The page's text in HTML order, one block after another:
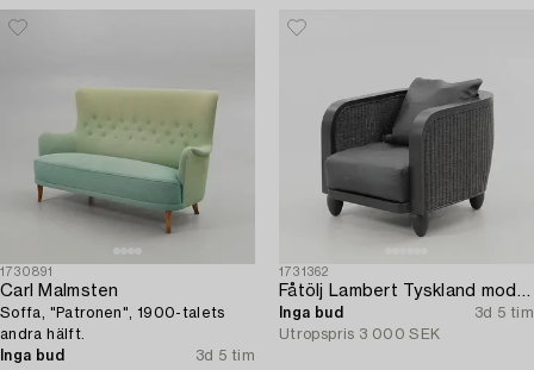
1730891
Carl Malmsten
Soffa, "Patronen", 1900-talets
andra hälft.
Inga bud
3d 5 tim
1731362
Fåtölj Lambert Tyskland modern tillverkning.
Inga bud
3d 5 tim
Utropspris 3 000 SEK